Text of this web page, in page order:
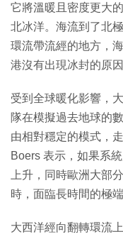
它將溫暖且密度更大
北冰洋。海流到了北
環流帶流經的地方，
港沒有出現冰封的原因
受到全球暖化影響，
隊在模擬過去地球的
由相對穩定的模式，
Boers 表示，如果系
上升，同時歐洲大部
時，面臨長時間的極端
大西洋經向翻轉環流